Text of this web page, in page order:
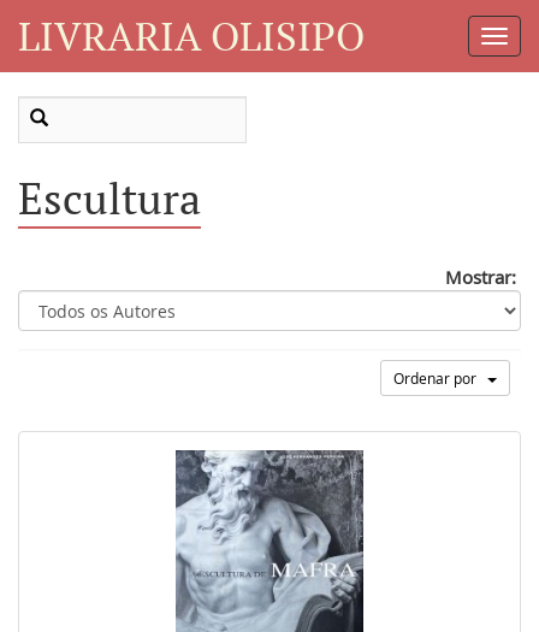
LIVRARIA OLISIPO
Escultura
Mostrar:
Ordenar por